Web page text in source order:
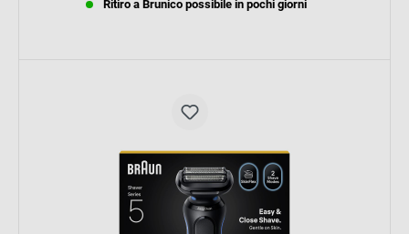
Ritiro a Brunico possibile in pochi giorni